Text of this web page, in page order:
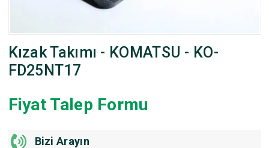
Kızak Takımı - KOMATSU - KO-
FD25NT17
Fiyat Talep Formu
Bizi Arayın